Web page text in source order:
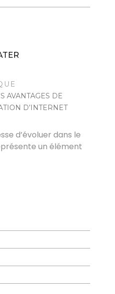
AVANTAGES DE
D’INTERNET
d’évoluer dans le
un élément